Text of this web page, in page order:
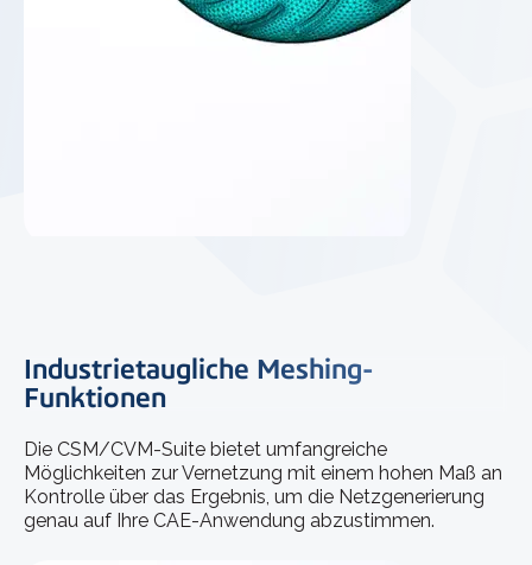
Industrietaugliche Meshing-
Funktionen
Die CSM/CVM-Suite bietet umfangreiche
Möglichkeiten zur Vernetzung mit einem hohen Maß an
Kontrolle über das Ergebnis, um die Netzgenerierung
genau auf Ihre CAE-Anwendung abzustimmen.